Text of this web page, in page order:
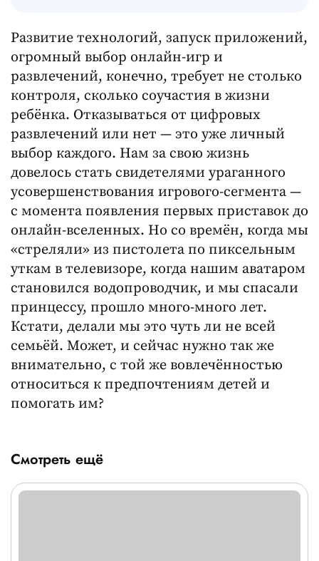
Развитие технологий, запуск приложений,
огромный выбор онлайн-игр и
развлечений, конечно, требует не столько
контроля, сколько соучастия в жизни
ребёнка. Отказываться от цифровых
развлечений или нет — это уже личный
выбор каждого. Нам за свою жизнь
довелось стать свидетелями ураганного
усовершенствования игрового-сегмента —
с момента появления первых приставок до
онлайн-вселенных. Но со времён, когда мы
«стреляли» из пистолета по пиксельным
уткам в телевизоре, когда нашим аватаром
становился водопроводчик, и мы спасали
принцессу, прошло много-много лет.
Кстати, делали мы это чуть ли не всей
семьёй. Может, и сейчас нужно так же
внимательно, с той же вовлечённостью
относиться к предпочтениям детей и
помогать им?
Смотреть ещё